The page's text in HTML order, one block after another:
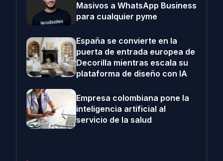
Masivos a WhatsApp Business
para cualquier pyme
España se convierte en la
puerta de entrada europea de
Decorilla mientras escala su
plataforma de diseño con IA
Empresa colombiana pone la
inteligencia artificial al
servicio de la salud